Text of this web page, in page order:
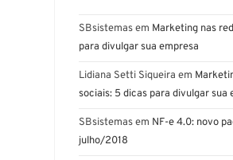
SBsistemasem Marketing nas
para divulgar sua empresa
Lidiana Setti Siqueira em
sociais: 5 dicas para divulgar sua
SBsistemasem NF-e 4.0: novo
julho/2018